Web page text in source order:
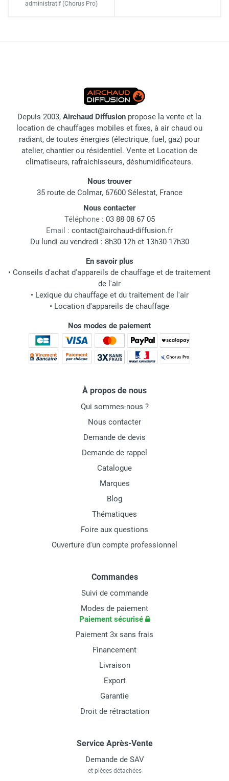
administratif (Chorus Pro)
Depuis 2003, Airchaud Diffusion propose la vente et la
location de chauffages mobiles et fixes, à air chaud ou
radiant, de toutes énergies (électrique, fuel, gaz) pour
atelier, chantier ou résidentiel. Vente et Location de
climatiseurs, rafraichisseurs, déshumidificateurs.
Nous trouver
35 route de Colmar, 67600 Sélestat, France
Nous contacter
Téléphone : 03 88 08 67 05
Email : contact@airchaud-diffusion.fr
Du lundi au vendredi : 8h30-12h et 13h30-17h30
En savoir plus
• Conseils d'achat d'appareils de chauffage et de traitement
de l'air
• Lexique du chauffage et du traitement de l'air
• Location d'appareils de chauffage
Nos modes de paiement
À propos de nous
Qui sommes-nous ?
Nous contacter
Demande de devis
Demande de rappel
Catalogue
Marques
Blog
Thématiques
Foire aux questions
Ouverture d'un compte professionnel
Commandes
Suivi de commande
Modes de paiement
Paiement sécurisé
Paiement 3x sans frais
Financement
Livraison
Export
Garantie
Droit de rétractation
Service Après-Vente
Demande de SAV
et pièces détachées